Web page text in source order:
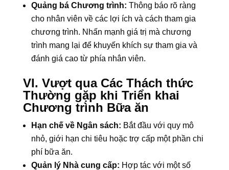
Quảng bá Chương trình: Thông báo rõ ràng
cho nhân viên về các lợi ích và cách tham gia
chương trình. Nhấn mạnh giá trị mà chương
trình mang lại để khuyến khích sự tham gia và
đánh giá cao từ phía nhân viên.
VI. Vượt qua Các Thách thức
Thường gặp khi Triển khai
Chương trình Bữa ăn
Hạn chế về Ngân sách: Bắt đầu với quy mô
nhỏ, giới hạn chi tiêu hoặc trợ cấp một phần chi
phí bữa ăn.
Quản lý Nhà cung cấp: Hợp tác với một số